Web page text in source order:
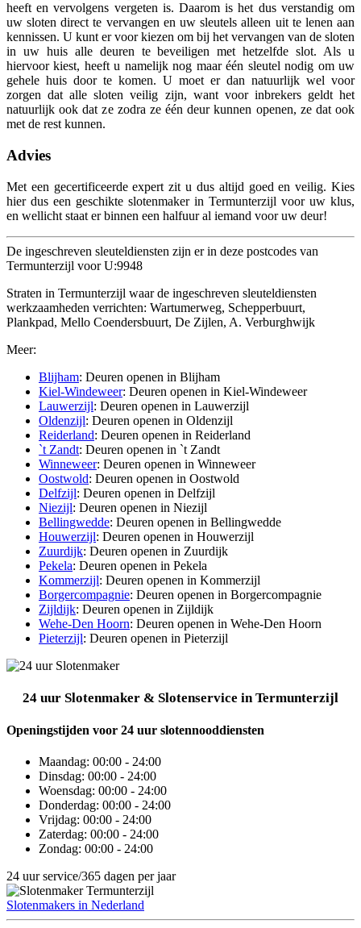
heeft en vervolgens vergeten is. Daarom is het dus verstandig om
uw sloten direct te vervangen en uw sleutels alleen uit te lenen aan
kennissen. U kunt er voor kiezen om bij het vervangen van de sloten
in uw huis alle deuren te beveiligen met hetzelfde slot. Als u
hiervoor kiest, heeft u namelijk nog maar één sleutel nodig om uw
gehele huis door te komen. U moet er dan natuurlijk wel voor
zorgen dat alle sloten veilig zijn, want voor inbrekers geldt het
natuurlijk ook dat ze zodra ze één deur kunnen openen, ze dat ook
met de rest kunnen.
Advies
Met een gecertificeerde expert zit u dus altijd goed en veilig. Kies
hier dus een geschikte slotenmaker in Termunterzijl voor uw klus,
en wellicht staat er binnen een halfuur al iemand voor uw deur!
De ingeschreven sleuteldiensten zijn er in deze postcodes van
Termunterzijl voor U:9948
Straten in Termunterzijl waar de ingeschreven sleuteldiensten
werkzaamheden verrichten: Wartumerweg, Schepperbuurt,
Plankpad, Mello Coendersbuurt, De Zijlen, A. Verburghwijk
Meer:
Blijham: Deuren openen in Blijham
Kiel-Windeweer: Deuren openen in Kiel-Windeweer
Lauwerzijl: Deuren openen in Lauwerzijl
Oldenzijl: Deuren openen in Oldenzijl
Reiderland: Deuren openen in Reiderland
`t Zandt: Deuren openen in `t Zandt
Winneweer: Deuren openen in Winneweer
Oostwold: Deuren openen in Oostwold
Delfzijl: Deuren openen in Delfzijl
Niezijl: Deuren openen in Niezijl
Bellingwedde: Deuren openen in Bellingwedde
Houwerzijl: Deuren openen in Houwerzijl
Zuurdijk: Deuren openen in Zuurdijk
Pekela: Deuren openen in Pekela
Kommerzijl: Deuren openen in Kommerzijl
Borgercompagnie: Deuren openen in Borgercompagnie
Zijldijk: Deuren openen in Zijldijk
Wehe-Den Hoorn: Deuren openen in Wehe-Den Hoorn
Pieterzijl: Deuren openen in Pieterzijl
24 uur Slotenmaker & Slotenservice in Termunterzijl
Openingstijden voor 24 uur slotennooddiensten
Maandag: 00:00 - 24:00
Dinsdag: 00:00 - 24:00
Woensdag: 00:00 - 24:00
Donderdag: 00:00 - 24:00
Vrijdag: 00:00 - 24:00
Zaterdag: 00:00 - 24:00
Zondag: 00:00 - 24:00
24 uur service/365 dagen per jaar
Slotenmakers in Nederland